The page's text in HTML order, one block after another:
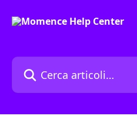
Cerca articoli…